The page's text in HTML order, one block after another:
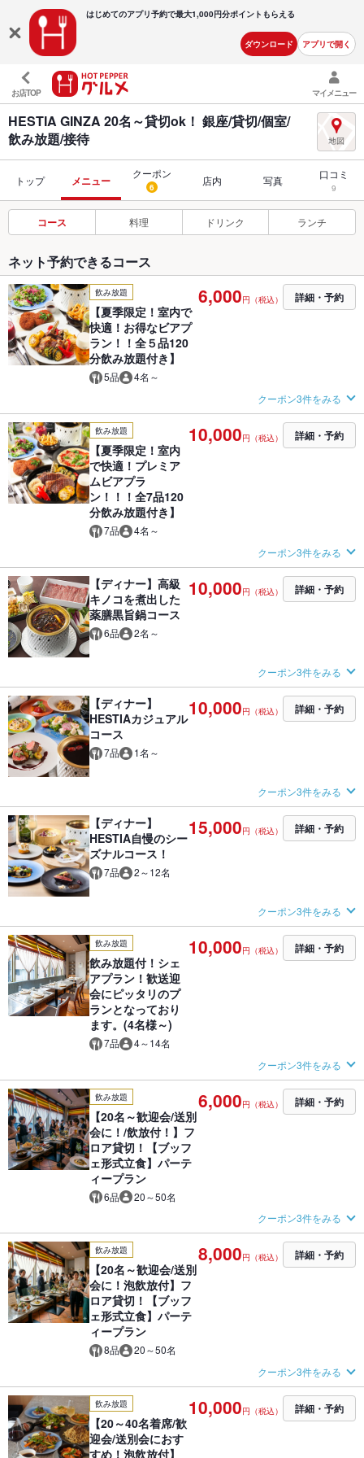
はじめてのアプリ予約で最大1,000円分ポイントもらえる
ダウンロード アプリで開く
お店TOP マイメニュー
HESTIA GINZA 20名～貸切ok！ 銀座/貸切/個室/
飲み放題/接待
トップ メニュー
クーポン
6 店内 写真 口コミ
9
コース 料理 ドリンク ランチ
ネット予約できるコース
飲み放題
【夏季限定！室内で
快適！お得なビアプ
ラン！！全５品120
分飲み放題付き】
5品 4名～
6,000円（税込） 詳細・予約
クーポン3件をみる
飲み放題
【夏季限定！室内
で快適！プレミア
ムビアプラ
ン！！！全7品120
分飲み放題付き】
7品 4名～
10,000円（税込） 詳細・予約
クーポン3件をみる
【ディナー】高級
キノコを煮出した
薬膳黒旨鍋コース
6品 2名～
10,000円（税込） 詳細・予約
クーポン3件をみる
【ディナー】
HESTIAカジュアル
コース
7品 1名～
10,000円（税込） 詳細・予約
クーポン3件をみる
【ディナー】
HESTIA自慢のシー
ズナルコース！
7品 2～12名
15,000円（税込） 詳細・予約
クーポン3件をみる
飲み放題
飲み放題付！シェ
アプラン！歓送迎
会にピッタリのプ
ランとなっており
ます。(4名様～)
7品 4～14名
10,000円（税込） 詳細・予約
クーポン3件をみる
飲み放題
【20名～歓迎会/送別
会に！/飲放付！】フ
ロア貸切！【ブッフ
ェ形式立食】パーテ
ィープラン
6品 20～50名
6,000円（税込） 詳細・予約
クーポン3件をみる
飲み放題
【20名～歓迎会/送別
会に！泡飲放付】フ
ロア貸切！【ブッフ
ェ形式立食】パーテ
ィープラン
8品 20～50名
8,000円（税込） 詳細・予約
クーポン3件をみる
飲み放題
【20～40名着席/歓
迎会/送別会におす
すめ！泡飲放付】
10,000円（税込） 詳細・予約